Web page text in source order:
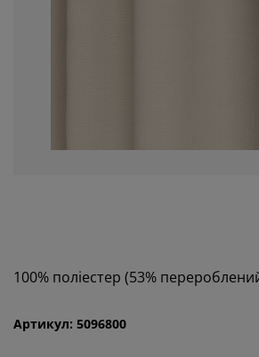
100% поліестер (53%
Артикул: 5096800